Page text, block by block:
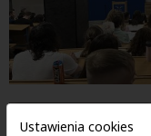
Ustawienia cookies